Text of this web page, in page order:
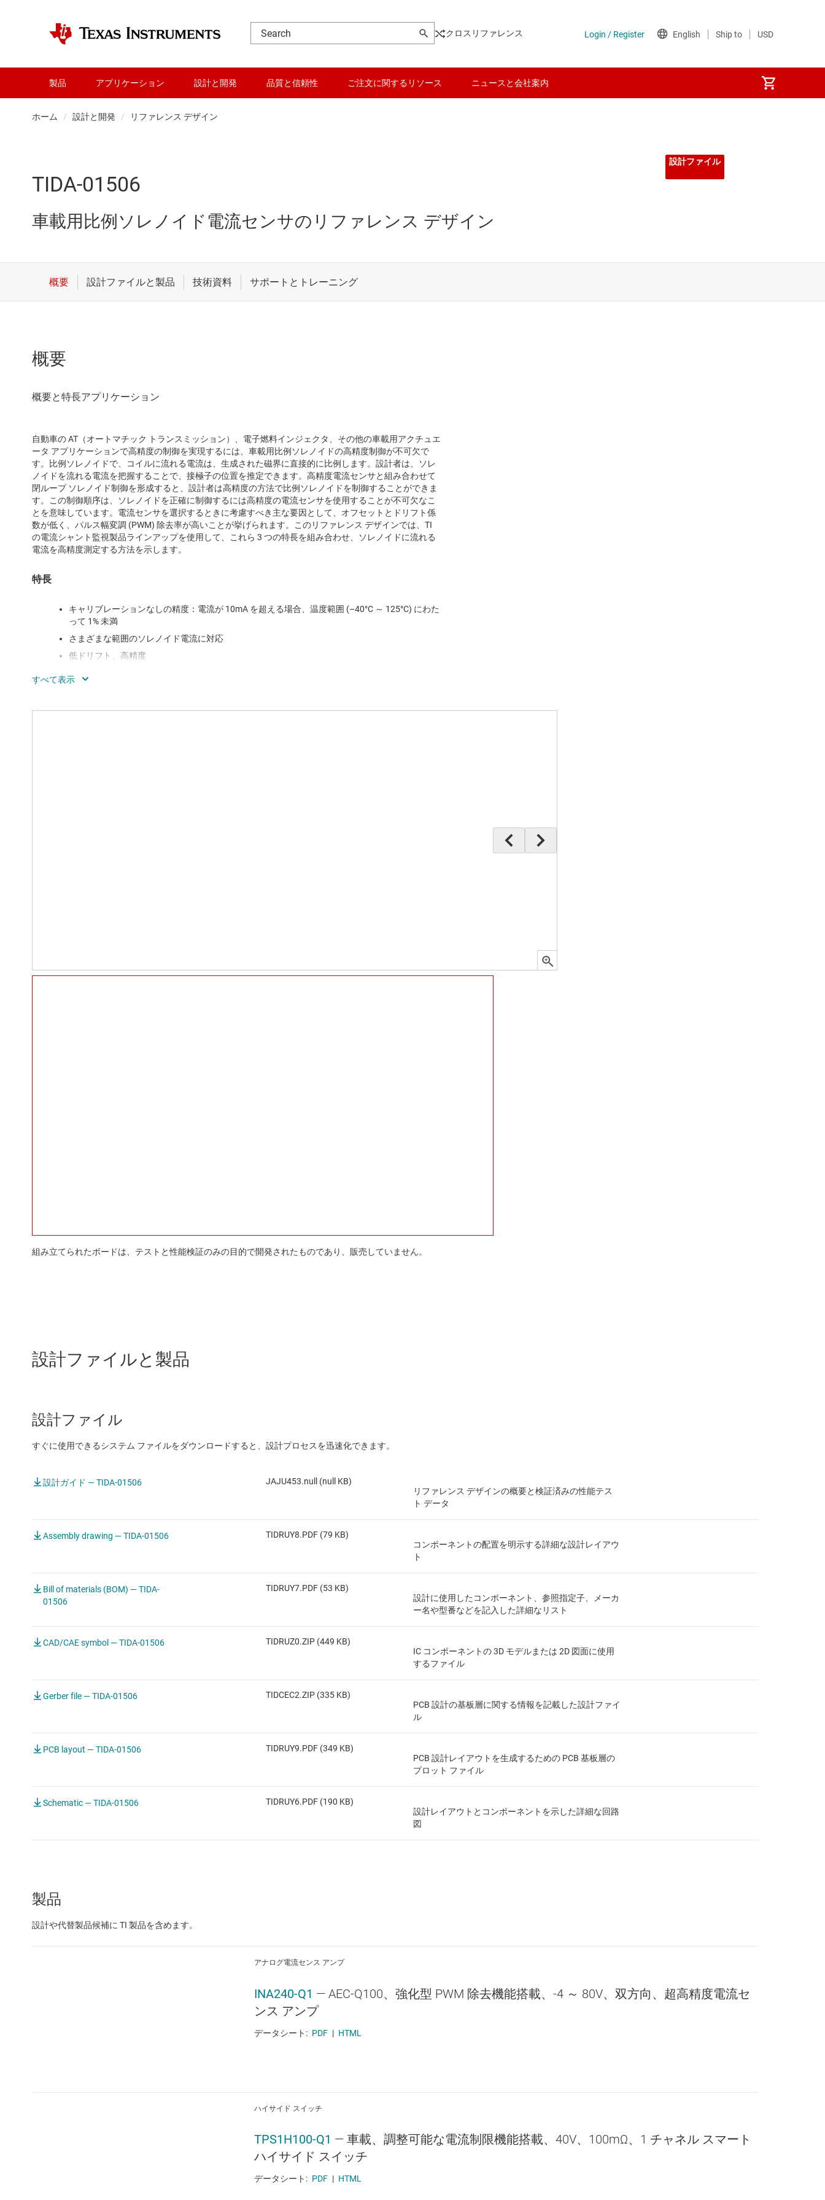
クロスリファレンス
製品 アプリケーション 設計と開発 品質と信頼性 ご注文に関するリソース ニュースと会社案内
ホーム 設計と開発 リファレンス デザイン
TIDA-01506
車載用比例ソレノイド電流センサのリファレンス デザイン
設計ファイル
概要
自動車の AT（オートマチック トランスミッション）、電子燃料インジェクタ、その他の車載用アクチュエ
ータ アプリケーションで高精度の制御を実現するには、車載用比例ソレノイドの高精度制御が不可欠で
す。比例ソレノイドで、コイルに流れる電流は、生成された磁界に直接的に比例します。設計者は、ソレ
ノイドを流れる電流を把握することで、接極子の位置を推定できます。高精度電流センサと組み合わせて
閉ループ ソレノイド制御を形成すると、設計者は高精度の方法で比例ソレノイドを制御することができま
す。この制御順序は、ソレノイドを正確に制御するには高精度の電流センサを使用することが不可欠なこ
とを意味しています。電流センサを選択するときに考慮すべき主な要因として、オフセットとドリフト係
数が低く、パルス幅変調 (PWM) 除去率が高いことが挙げられます。このリファレンス デザインでは、TI
の電流シャント監視製品ラインアップを使用して、これら 3 つの特長を組み合わせ、ソレノイドに流れる
電流を高精度測定する方法を示します。
特長
キャリブレーションなしの精度：電流が 10mA を超える場合、温度範囲 (–40°C ～ 125°C) にわた
って 1% 未満
さまざまな範囲のソレノイド電流に対応
低ドリフト、高精度
組み立てられたボードは、テストと性能検証のみの目的で開発されたものであり、販売していません。
設計ファイルと製品
設計ファイル
すぐに使用できるシステム ファイルをダウンロードすると、設計プロセスを迅速化できます。
設計ガイド — TIDA-01506
JAJU453.null (null KB)
リファレンス デザインの概要と検証済みの性能テス
ト データ
Assembly drawing — TIDA-01506
TIDRUY8.PDF (79 KB)
コンポーネントの配置を明示する詳細な設計レイアウ
ト
Bill of materials (BOM) — TIDA-
01506
TIDRUY7.PDF (53 KB)
設計に使用したコンポーネント、参照指定子、メーカ
ー名や型番などを記入した詳細なリスト
CAD/CAE symbol — TIDA-01506
TIDRUZ0.ZIP (449 KB)
IC コンポーネントの 3D モデルまたは 2D 図面に使用
するファイル
Gerber file — TIDA-01506
TIDCEC2.ZIP (335 KB)
PCB 設計の基板層に関する情報を記載した設計ファイ
ル
PCB layout — TIDA-01506
TIDRUY9.PDF (349 KB)
PCB 設計レイアウトを生成するための PCB 基板層の
プロット ファイル
Schematic — TIDA-01506
TIDRUY6.PDF (190 KB)
設計レイアウトとコンポーネントを示した詳細な回路
図
製品
設計や代替製品候補に TI 製品を含めます。
アナログ電流センス アンプ
INA240-Q1 — AEC-Q100、強化型 PWM 除去機能搭載、-4 ～ 80V、双方向、超高精度電流セ
ンス アンプ
データシート: PDF | HTML
ハイサイド スイッチ
TPS1H100-Q1 — 車載、調整可能な電流制限機能搭載、40V、100mΩ、1 チャネル スマート
ハイサイド スイッチ
データシート: PDF | HTML